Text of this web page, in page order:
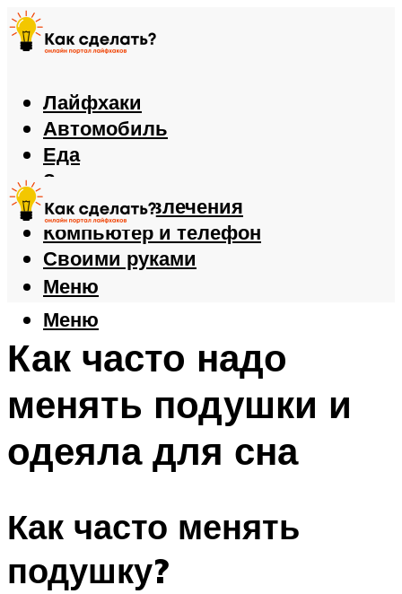
Лайфхаки
Автомобиль
Еда
Здоровье
Игры и развлечения
Компьютер и телефон
Своими руками
Меню
Меню
Как часто надо
менять подушки и
одеяла для сна
Как часто менять
подушку?